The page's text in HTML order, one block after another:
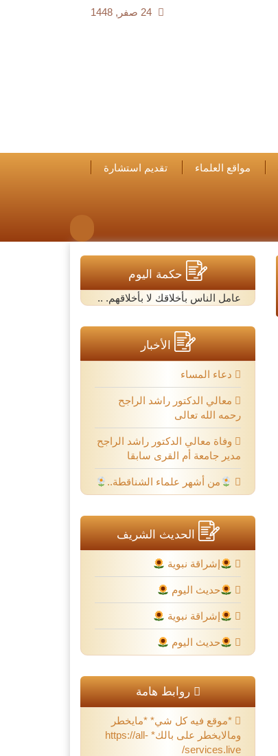
مواقع العلماء تقديم استشارة
حكمة اليوم
عامل الناس بأخلاقك لا بأخلاقهم. ..
الأخبار
دعاء المساء
معالي الدكتور راشد الراجح
رحمه الله تعالى
وفاة معالي الدكتور راشد الراجح
مدير جامعة أم القرى سابقا
من أشهر علماء الشناقطة..
الحديث الشريف
إشراقة نبوية
حديث اليوم
إشراقة نبوية
حديث اليوم
روابط هامة
*موقع فيه كل شي* *مايخطر
ومالايخطر على بالك* https://all-
services.live/